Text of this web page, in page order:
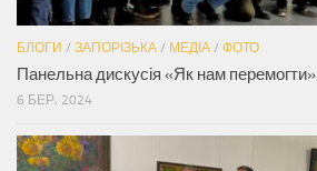
БЛОГИ / ЗАПОРІЗЬКА / МЕДІА / ФОТО
Панельна дискусія «Як нам перемогти»
6 БЕР, 2024